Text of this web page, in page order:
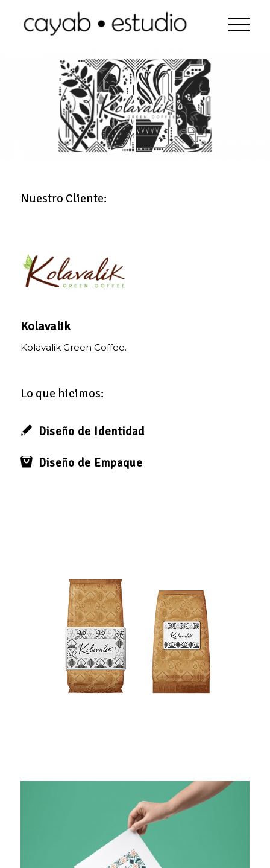
Nuestro Cliente:
Kolavalik
Kolavalik Green Coffee.
Lo que hicimos:
Diseño de Identidad
Diseño de Empaque